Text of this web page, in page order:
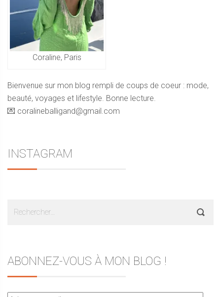
Coraline, Paris
Bienvenue sur mon blog rempli de coups de coeur : mode,
beauté, voyages et lifestyle. Bonne lecture.
💌 coralineballigand@gmail.com
INSTAGRAM
ABONNEZ-VOUS À MON BLOG !